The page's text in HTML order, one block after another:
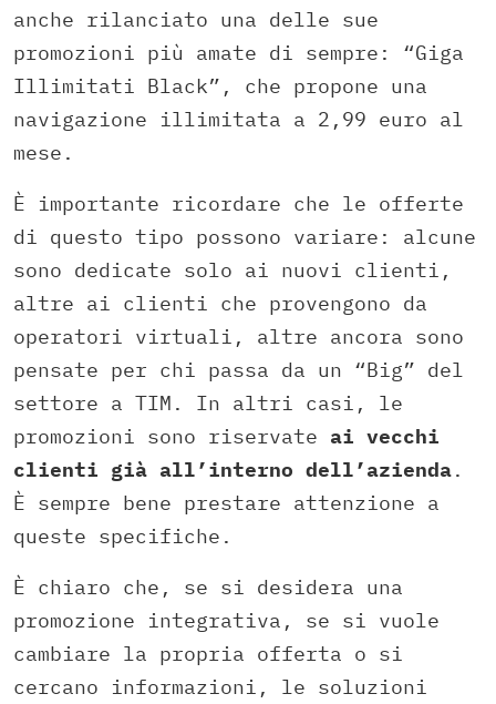
anche rilanciato una delle sue
promozioni più amate di sempre: “Giga
Illimitati Black”, che propone una
navigazione illimitata a 2,99 euro al
mese.
È importante ricordare che le offerte
di questo tipo possono variare: alcune
sono dedicate solo ai nuovi clienti,
altre ai clienti che provengono da
operatori virtuali, altre ancora sono
pensate per chi passa da un “Big” del
settore a TIM. In altri casi, le
promozioni sono riservate ai vecchi
clienti già all’interno dell’azienda.
È sempre bene prestare attenzione a
queste specifiche.
È chiaro che, se si desidera una
promozione integrativa, se si vuole
cambiare la propria offerta o si
cercano informazioni, le soluzioni